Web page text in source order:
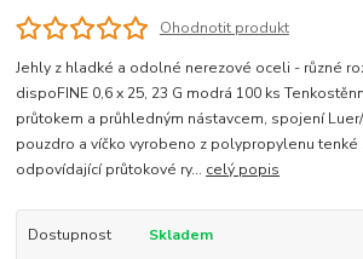
Ohodnotit produkt
Jehly z hladké a odolné nerezové oceli - různé
dispoFINE 0,6 x 25, 23 G modrá 100 ks
průtokem a průhledným nástavcem, spojení
pouzdro a víčko vyrobeno z polypropylenu tenké
odpovídající průtokové ry... celý popis
Dostupnost Skladem